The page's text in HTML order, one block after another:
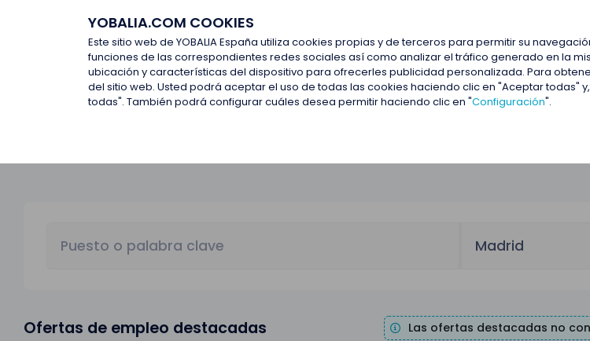
YOBALIA.COM COOKIES
Este sitio web de YOBALIA España utiliza cookies propias y de terceros para permitir su
funciones de las correspondientes redes sociales así como analizar el tráfico generado en la
ubicación y características del dispositivo para ofrecerles publicidad personalizada. Para
del sitio web. Usted podrá aceptar el uso de todas las cookies haciendo clic en "Aceptar
todas". También podrá configurar cuáles desea permitir haciendo clic en "Configuración".
Últimas ofertas
Últimas ofertas
Madrid
Ofertas de empleo destacadas Las ofertas destacadas no